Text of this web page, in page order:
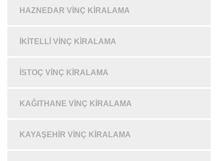
HAZNEDAR VINÇ KIRALAMA
İKITELLI VINÇ KIRALAMA
İSTOÇ VINÇ KIRALAMA
KAĞITHANE VINÇ KIRALAMA
KAYAŞEHIR VINÇ KIRALAMA